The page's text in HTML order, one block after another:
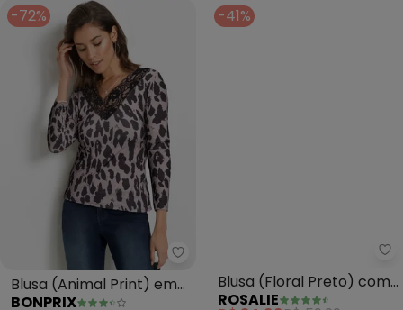
-72%
bonprix - Blusa (Animal Print)
Blusa (Animal Print) em
BONPRIX
-41%
Blusa (Floral Preto) com
Manga
ROSALIE